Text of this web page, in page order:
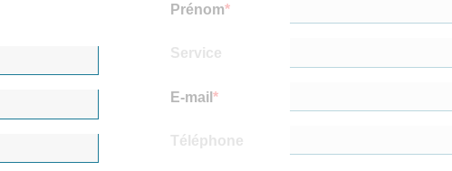
Prénom
Service
E-mail
Téléphone